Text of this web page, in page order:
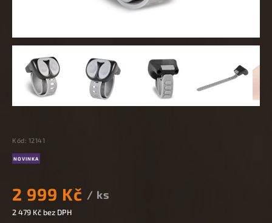
Kód: 12141
NOVINKA
2 999 Kč / ks
2 479 Kč bez DPH